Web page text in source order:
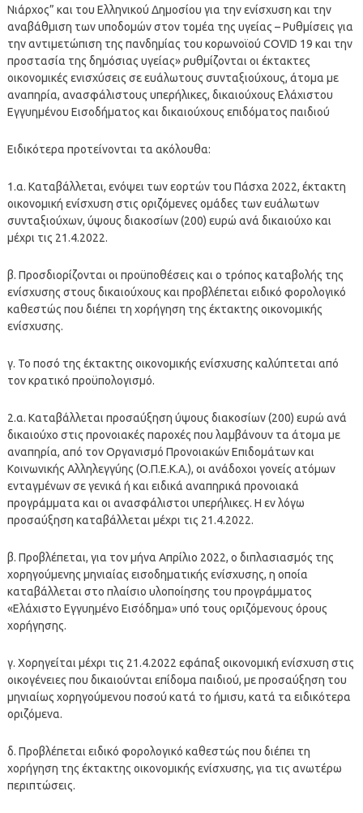
Νιάρχος” και του Ελληνικού Δημοσίου για την ενίσχυση και την
αναβάθμιση των υποδομών στον τομέα της υγείας – Ρυθμίσεις για
την αντιμετώπιση της πανδημίας του κορωνοϊού COVID 19 και την
προστασία της δημόσιας υγείας» ρυθμίζονται οι έκτακτες
οικονομικές ενισχύσεις σε ευάλωτους συνταξιούχους, άτομα με
αναπηρία, ανασφάλιστους υπερήλικες, δικαιούχους Ελάχιστου
Εγγυημένου Εισοδήματος και δικαιούχους επιδόματος παιδιού
Ειδικότερα προτείνονται τα ακόλουθα:
1.α. Καταβάλλεται, ενόψει των εορτών του Πάσχα 2022, έκτακτη
οικονομική ενίσχυση στις οριζόμενες ομάδες των ευάλωτων
συνταξιούχων, ύψους διακοσίων (200) ευρώ ανά δικαιούχο και
μέχρι τις 21.4.2022.
β. Προσδιορίζονται οι προϋποθέσεις και ο τρόπος καταβολής της
ενίσχυσης στους δικαιούχους και προβλέπεται ειδικό φορολογικό
καθεστώς που διέπει τη χορήγηση της έκτακτης οικονομικής
ενίσχυσης.
γ. Το ποσό της έκτακτης οικονομικής ενίσχυσης καλύπτεται από
τον κρατικό προϋπολογισμό.
2.α. Καταβάλλεται προσαύξηση ύψους διακοσίων (200) ευρώ ανά
δικαιούχο στις προνοιακές παροχές που λαμβάνουν τα άτομα με
αναπηρία, από τον Οργανισμό Προνοιακών Επιδομάτων και
Κοινωνικής Αλληλεγγύης (Ο.Π.Ε.Κ.Α.), οι ανάδοχοι γονείς ατόμων
ενταγμένων σε γενικά ή και ειδικά αναπηρικά προνοιακά
προγράμματα και οι ανασφάλιστοι υπερήλικες. Η εν λόγω
προσαύξηση καταβάλλεται μέχρι τις 21.4.2022.
β. Προβλέπεται, για τον μήνα Απρίλιο 2022, ο διπλασιασμός της
χορηγούμενης μηνιαίας εισοδηματικής ενίσχυσης, η οποία
καταβάλλεται στο πλαίσιο υλοποίησης του προγράμματος
«Ελάχιστο Εγγυημένο Εισόδημα» υπό τους οριζόμενους όρους
χορήγησης.
γ. Χορηγείται μέχρι τις 21.4.2022 εφάπαξ οικονομική ενίσχυση στις
οικογένειες που δικαιούνται επίδομα παιδιού, με προσαύξηση του
μηνιαίως χορηγούμενου ποσού κατά το ήμισυ, κατά τα ειδικότερα
οριζόμενα.
δ. Προβλέπεται ειδικό φορολογικό καθεστώς που διέπει τη
χορήγηση της έκτακτης οικονομικής ενίσχυσης, για τις ανωτέρω
περιπτώσεις.